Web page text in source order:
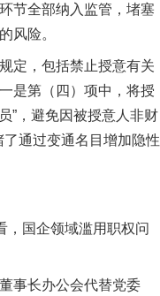
节全部纳入监管，堵塞
风险。
定，包括禁止授意有关
是第（四）项中，将授
”，避免因被授意人非财
了通过变通名目增加隐性
国企领域滥用职权问
事长办公会代替党委